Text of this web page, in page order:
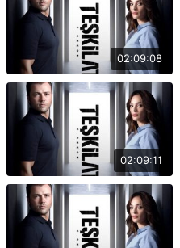
02:09:08
02:09:11